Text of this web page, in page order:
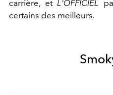
carrière, etL'OFFICIEL
certains des meilleurs.